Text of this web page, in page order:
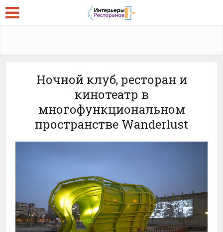
Ночной клуб, ресторан и
кинотеатр в
многофункциональном
пространстве Wanderlust